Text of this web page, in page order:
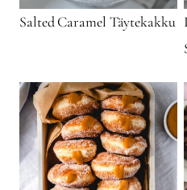
Salted Caramel Täytekakku